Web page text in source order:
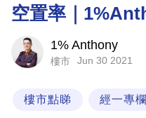
業
科
技
空置率｜
1% Anthony
樓市 Jun 30 2021
樓市點睇 經一專欄